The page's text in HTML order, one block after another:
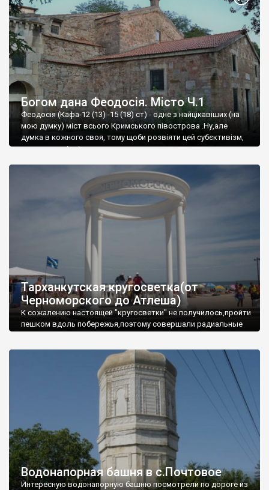
Богом дана Феодосія. Місто Ч.1
Феодосія (Кафа-12 (13) -15 (18) ст) - одне з найцікавіших (на
мою думку) міст всього Кримського півострова .Ну,але
думка в кожного своя, тому щоби розвіяти цей субєктивізм,
запрошую відвідати це
Тарханкутская кругосветка(от
Черноморского до Атлеша)
К сожалению настоящей "кругосветки" не получилось,пройти
пешком вдоль побережья,поэтому совершали радиальные
Водонапорная башня в с.Почтовое
Интересную водонапорную башню посмотрели по дороге из